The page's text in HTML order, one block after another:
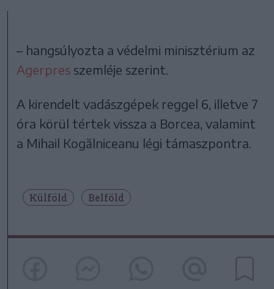
– hangsúlyozta a védelmi minisztérium az
Agerpres szemléje szerint.
A kirendelt vadászgépek reggel 6, illetve 7
óra körül tértek vissza a Borcea, valamint
a Mihail Kogălniceanu légi támaszpontra.
Külföld Belföld